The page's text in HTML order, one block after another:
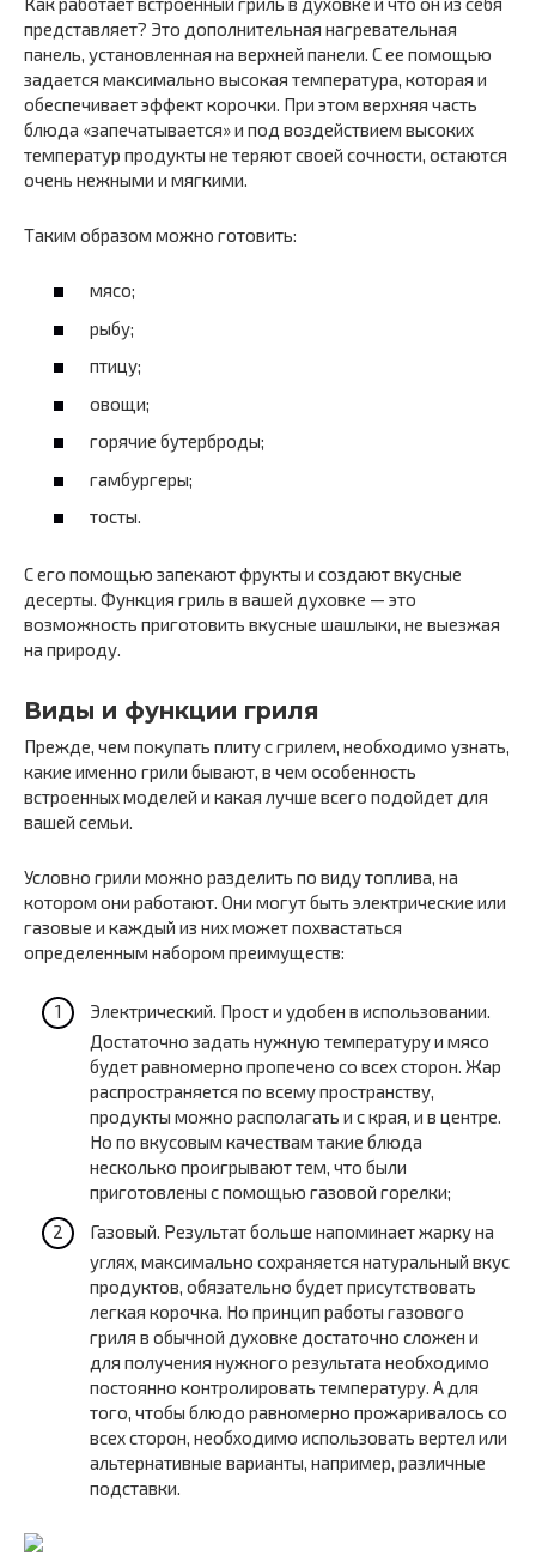
представляет? Это дополнительная нагревательная
панель, установленная на верхней панели. С ее помощью
задается максимально высокая температура, которая и
обеспечивает эффект корочки. При этом верхняя часть
блюда «запечатывается» и под воздействием высоких
температур продукты не теряют своей сочности, остаются
очень нежными и мягкими.
Таким образом можно готовить:
мясо;
рыбу;
птицу;
овощи;
горячие бутерброды;
гамбургеры;
тосты.
С его помощью запекают фрукты и создают вкусные
десерты. Функция гриль в вашей духовке — это
возможность приготовить вкусные шашлыки, не выезжая
на природу.
Виды и функции гриля
Прежде, чем покупать плиту с грилем, необходимо узнать,
какие именно грили бывают, в чем особенность
встроенных моделей и какая лучше всего подойдет для
вашей семьи.
Условно грили можно разделить по виду топлива, на
котором они работают. Они могут быть электрические или
газовые и каждый из них может похвастаться
определенным набором преимуществ:
Электрический. Прост и удобен в использовании.
Достаточно задать нужную температуру и мясо
будет равномерно пропечено со всех сторон. Жар
распространяется по всему пространству,
продукты можно располагать и с края, и в центре.
Но по вкусовым качествам такие блюда
несколько проигрывают тем, что были
приготовлены с помощью газовой горелки;
Газовый. Результат больше напоминает жарку на
углях, максимально сохраняется натуральный вкус
продуктов, обязательно будет присутствовать
легкая корочка. Но принцип работы газового
гриля в обычной духовке достаточно сложен и
для получения нужного результата необходимо
постоянно контролировать температуру. А для
того, чтобы блюдо равномерно прожаривалось со
всех сторон, необходимо использовать вертел или
альтернативные варианты, например, различные
подставки.